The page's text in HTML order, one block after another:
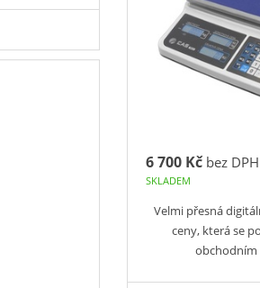
6 700 Kč bez DPH
SKLADEM
Velmi přesná
ceny, která se